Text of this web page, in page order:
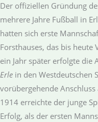
Der offiziellen Gründung
mehrere Jahre Fußball in
hatten sich erste
Forsthauses, das bis heute
ein Jahr später erfolgte die
Erle in den Westdeutschen
vorübergehende Anschluss
1914 erreichte der junge
Erfolg, als der ersten